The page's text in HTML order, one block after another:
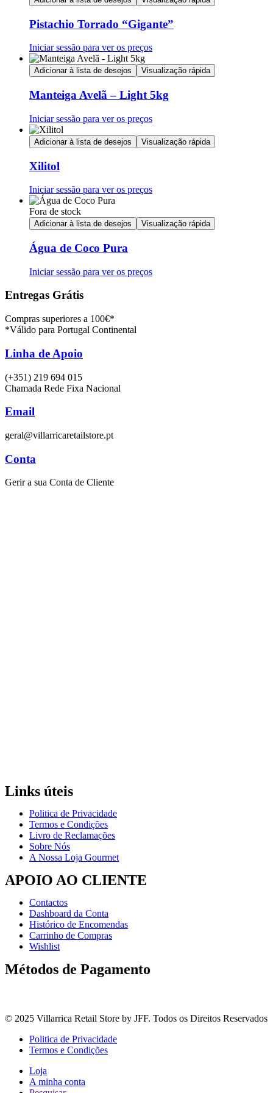
Pistachio Torrado “Gigante”
Iniciar sessão para ver os preços
Adicionar à lista de desejos Visualização rápida
Manteiga Avelã – Light 5kg
Iniciar sessão para ver os preços
Adicionar à lista de desejos Visualização rápida
Xilitol
Iniciar sessão para ver os preços
Fora de stock
Adicionar à lista de desejos Visualização rápida
Água de Coco Pura
Iniciar sessão para ver os preços
Entregas Grátis
Compras superiores a 100€*
*Válido para Portugal Continental
Linha de Apoio
(+351) 219 694 015
Chamada Rede Fixa Nacional
Email
geral@villarricaretailstore.pt
Conta
Gerir a sua Conta de Cliente
Links úteis
Politica de Privacidade
Termos e Condições
Livro de Reclamações
Sobre Nós
A Nossa Loja Gourmet
APOIO AO CLIENTE
Contactos
Dashboard da Conta
Histórico de Encomendas
Carrinho de Compras
Wishlist
Métodos de Pagamento
© 2025 Villarrica Retail Store by JFF. Todos os Direitos Reservados
Politica de Privacidade
Termos e Condições
Loja
A minha conta